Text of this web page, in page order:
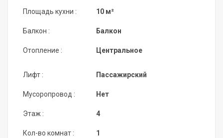
Площадь кухни :
Балкон :
Отопление :
10 м²
Балкон
Центральное
Лифт :
Мусоропровод :
Этаж :
Кол-во комнат :
Пассажирский
Нет
4
1